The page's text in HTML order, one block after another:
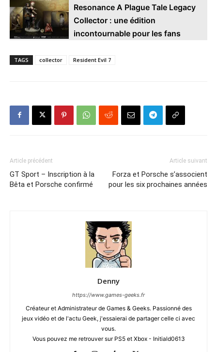
Resonance A Plague Tale Legacy
Collector : une édition
incontournable pour les fans
TAGS collector Resident Evil 7
Article précédent
GT Sport – Inscription à la
Bêta et Porsche confirmé
Article suivant
Forza et Porsche s’associent
pour les six prochaines années
Denny
https://www.games-geeks.fr
Créateur et Administrateur de Games & Geeks. Passionné des
jeux vidéo et de l'actu Geek, j'essaierai de partager celle ci avec
vous.
Vous pouvez me retrouver sur PS5 et Xbox - Initiald0613